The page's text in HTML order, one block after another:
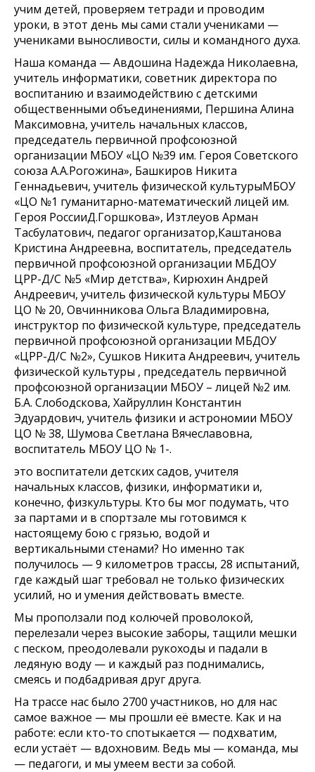
учим детей, проверяем тетради и проводим
уроки, в этот день мы сами стали учениками —
учениками выносливости, силы и командного духа.
Наша команда — Авдошина Надежда Николаевна,
учитель информатики, советник директора по
воспитанию и взаимодействию с детскими
общественными объединениями, Першина Алина
Максимовна, учитель начальных классов,
председатель первичной профсоюзной
организации МБОУ «ЦО №39 им. Героя Советского
союза А.А.Рогожина», Башкиров Никита
Геннадьевич, учитель физической культурыМБОУ
«ЦО №1 гуманитарно-математический лицей им.
Героя РоссииД.Горшкова», Изтлеуов Арман
Тасбулатович, педагог организатор,Каштанова
Кристина Андреевна, воспитатель, председатель
первичной профсоюзной организации МБДОУ
ЦРР-Д/С №5 «Мир детства», Кирюхин Андрей
Андреевич, учитель физической культуры МБОУ
ЦО № 20, Овчинникова Ольга Владимировна,
инструктор по физической культуре, председатель
первичной профсоюзной организации МБДОУ
«ЦРР-Д/С №2», Сушков Никита Андреевич, учитель
физической культуры , председатель первичной
профсоюзной организации МБОУ – лицей №2 им.
Б.А. Слободскова, Хайруллин Константин
Эдуардович, учитель физики и астрономии МБОУ
ЦО № 38, Шумова Светлана Вячеславовна,
воспитатель МБОУ ЦО № 1-.
это воспитатели детских садов, учителя
начальных классов, физики, информатики и,
конечно, физкультуры. Кто бы мог подумать, что
за партами и в спортзале мы готовимся к
настоящему бою с грязью, водой и
вертикальными стенами? Но именно так
получилось — 9 километров трассы, 28 испытаний,
где каждый шаг требовал не только физических
усилий, но и умения действовать вместе.
Мы проползали под колючей проволокой,
перелезали через высокие заборы, тащили мешки
с песком, преодолевали рукоходы и падали в
ледяную воду — и каждый раз поднимались,
смеясь и подбадривая друг друга.
На трассе нас было 2700 участников, но для нас
самое важное — мы прошли её вместе. Как и на
работе: если кто-то спотыкается — подхватим,
если устаёт — вдохновим. Ведь мы — команда, мы
— педагоги, и мы умеем вести за собой.